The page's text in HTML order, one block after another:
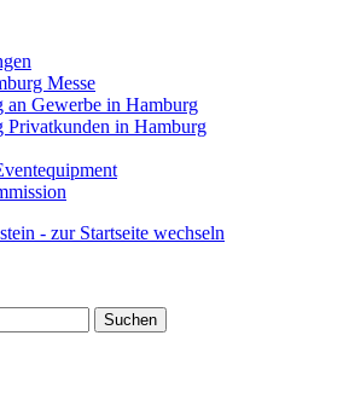
Messe
an Gewerbe in Hamburg
Privatkunden in Hamburg
Suchen